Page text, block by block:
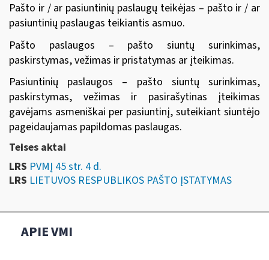
Pašto ir / ar pasiuntinių paslaugų teikėjas – pašto ir / ar
pasiuntinių paslaugas teikiantis asmuo.
Pašto paslaugos – pašto siuntų surinkimas,
paskirstymas, vežimas ir pristatymas ar įteikimas.
Pasiuntinių paslaugos – pašto siuntų surinkimas,
paskirstymas, vežimas ir pasirašytinas įteikimas
gavėjams asmeniškai per pasiuntinį, suteikiant siuntėjo
pageidaujamas papildomas paslaugas.
Teises aktai
LRS PVMĮ 45 str. 4 d.
LRS LIETUVOS RESPUBLIKOS PAŠTO ĮSTATYMAS
APIE VMI